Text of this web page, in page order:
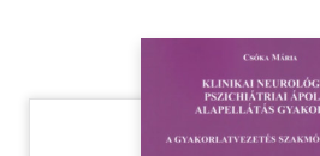
Hobbi, szabadidő